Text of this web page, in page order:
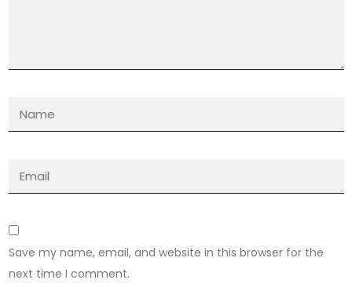
Save my name, email, and website in this browser for the
next time I comment.